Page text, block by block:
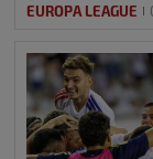
EUROPA LEAGUE